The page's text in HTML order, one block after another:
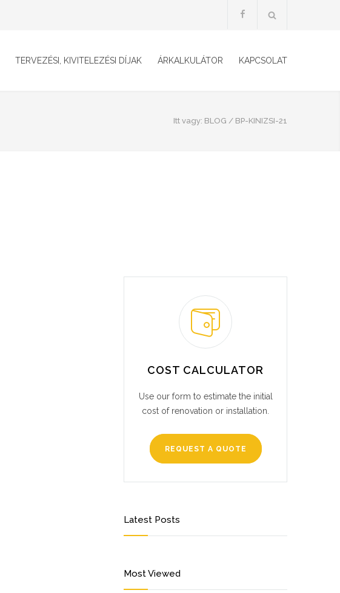
TERVEZÉSI, KIVITELEZÉSI DÍJAK ÁRKALKULÁTOR KAPCSOLAT
Itt vagy: BLOG / BP-KINIZSI-21
COST CALCULATOR
Use our form to estimate the initial
cost of renovation or installation.
REQUEST A QUOTE
Latest Posts
Most Viewed